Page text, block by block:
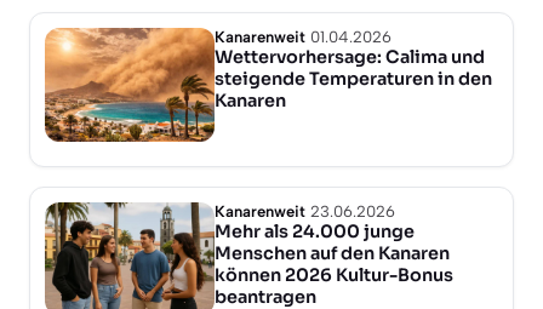
Kanarenweit 01.04.2026
Wettervorhersage: Calima und
steigende Temperaturen in den
Kanaren
Kanarenweit 23.06.2026
Mehr als 24.000 junge
Menschen auf den Kanaren
können 2026 Kultur-Bonus
beantragen